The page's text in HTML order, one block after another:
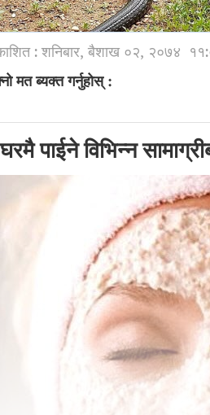
: शनिबार, बैशाख ०२, २०७४
मत ब्यक्त गर्नुहोस् :
पाईने विभिन्न